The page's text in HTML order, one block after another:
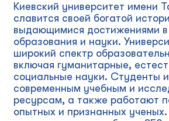
Киевский университет имени
славится своей богатой
выдающимися достижениями в
образования и науки.
широкий спектр
включая гуманитарные,
социальные науки. Студенты
современным учебным и
ресурсам, а также работают
опытных и признанных